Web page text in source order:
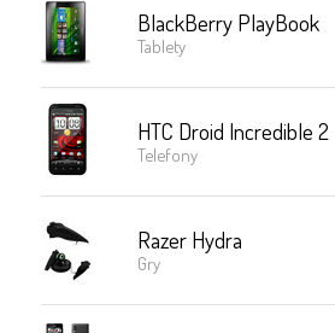
BlackBerry PlayBook
Tablety
HTC Droid Incredible 2
Telefony
Razer Hydra
Gry